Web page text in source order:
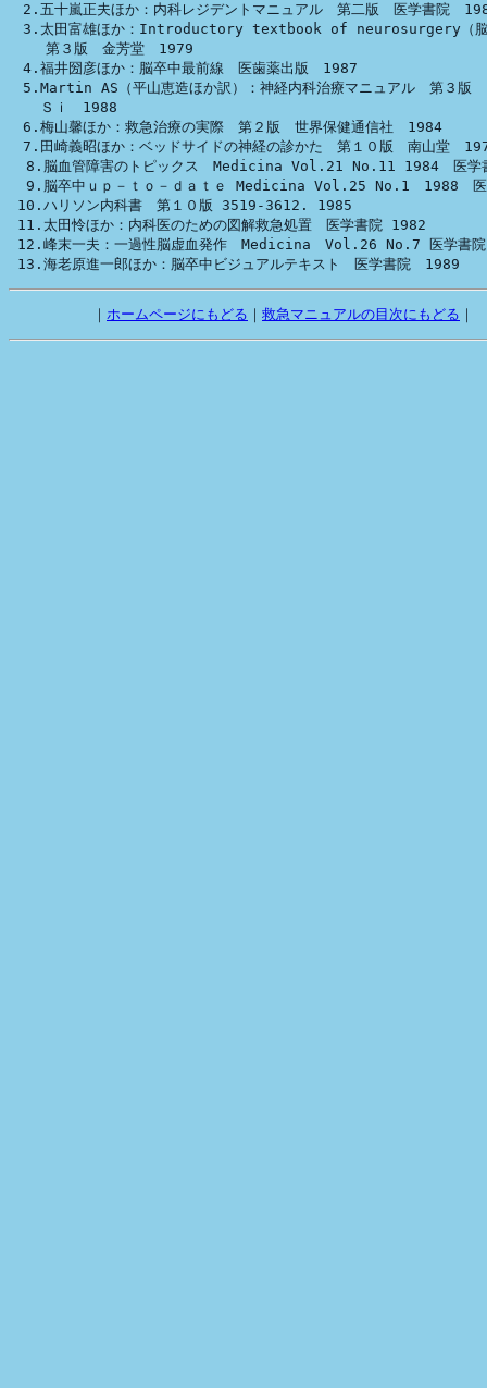
2.五十嵐正夫ほか：内科レジデントマニュアル　第二版　医学書院　
3.太田富雄ほか：Introductory textbook of neurosurgery（脳
第３版　金芳堂　1979
4.福井圀彦ほか：脳卒中最前線　医歯薬出版　1987
5.Martin AS（平山恵造ほか訳）：神経内科治療マニュアル　第３版　
  　Ｓｉ　1988
6.梅山馨ほか：救急治療の実際　第２版　世界保健通信社　1984
7.田崎義昭ほか：ベッドサイドの神経の診かた　第１０版　南山堂　
8.脳血管障害のトピックス　Medicina Vol.21 No.11 1984　医学
9.脳卒中ｕｐ－ｔｏ－ｄａｔｅ Medicina Vol.25 No.1　1988　医
10.ハリソン内科書　第１０版 3519-3612. 1985
11.太田怜ほか：内科医のための図解救急処置　医学書院 1982
12.峰末一夫：一過性脳虚血発作　Medicina　Vol.26 No.7 医学書
｜ ホームページにもどる ｜ 救急マニュアルの目次にもどる ｜